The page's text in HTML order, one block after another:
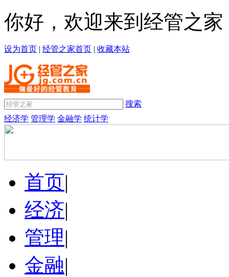
你好，欢迎来到经管之家
设为首页 | 经管之家首页 | 收藏本站
搜索
经济学 管理学 金融学 统计学
首页|
经济|
管理|
金融|